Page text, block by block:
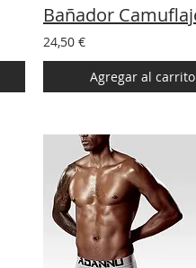
24,50 €
Agregar al carrito